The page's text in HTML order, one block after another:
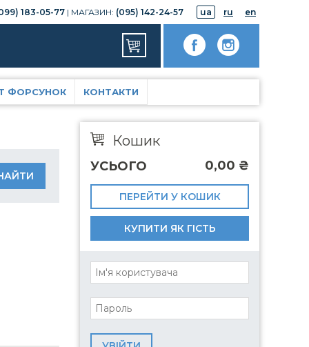
183-05-77 | МАГАЗИН: (095) 142-24-57 ua ru en
ФОРСУНОК КОНТАКТИ
Кошик
УСЬОГО 0,00 ₴
ПЕРЕЙТИ У КОШИК
КУПИТИ ЯК ГІСТЬ